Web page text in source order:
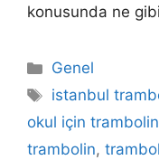
konusunda ne
Kategoriler
Genel
Etiketler
istanbul
okul için trambolin
trambolin,